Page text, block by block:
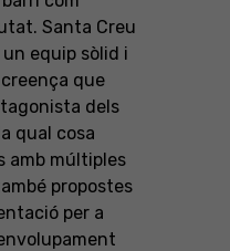
Santa Creu
equip sòlid i
que
dels
qual cosa
amb múltiples
propostes
per a